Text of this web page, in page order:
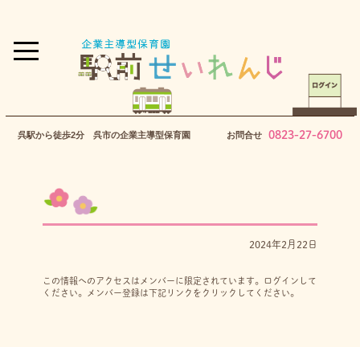
呉駅から徒歩2分 呉市の企業主導型保育園 お問合せ 0823-27-6700
2024年2月22日
この情報へのアクセスはメンバーに限定されています。ログインして
ください。メンバー登録は下記リンクをクリックしてください。